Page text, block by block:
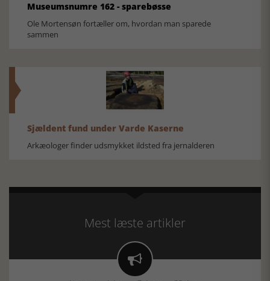
Museumsnumre 162 - sparebøsse
Ole Mortensøn fortæller om, hvordan man sparede
sammen
Sjældent fund under Varde Kaserne
Arkæologer finder udsmykket ildsted fra jernalderen
Mest læste artikler
